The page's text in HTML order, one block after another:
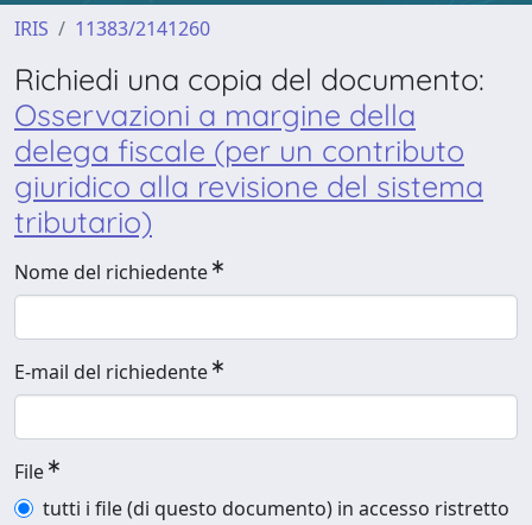
IRIS 11383/2141260
Richiedi una copia del documento:
Osservazioni a margine della
delega fiscale (per un contributo
giuridico alla revisione del sistema
tributario)
Nome del richiedente
E-mail del richiedente
File
tutti i file (di questo documento) in accesso ristretto